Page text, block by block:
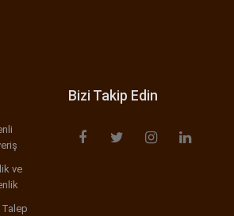
ve
Bizi Takip Edin